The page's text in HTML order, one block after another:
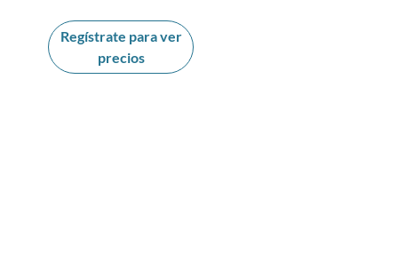
Regístrate para ver
precios